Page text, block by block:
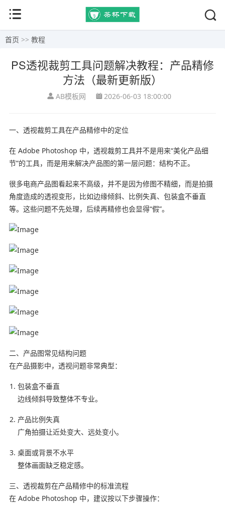
首页 >> 教程
PS透视裁剪工具问题解决教程：产品精修
方法（最新更新版）
AB模板网 2026-06-03 18:00:00
一、透视裁剪工具在产品精修中的定位
在 Adobe Photoshop 中，透视裁剪工具并不是用来“美化产品细
节”的工具，而是用来解决产品图的第一层问题：结构不正。
很多电商产品图看起来不高级，并不是因为修图不精细，而是拍摄
角度造成的透视变形，比如边缘倾斜、比例失真、包装盒不垂直
等。这些问题不先处理，后续再精修也会显得“假”。
二、产品图常见结构问题
在产品摄影中，透视问题非常典型：
包装盒不垂直
边线倾斜导致整体不专业。
产品比例失真
广角拍摄让近处变大、远处变小。
桌面或背景不水平
整体画面缺乏稳定感。
三、透视裁剪在产品精修中的标准流程
在 Adobe Photoshop 中，建议按以下步骤操作：